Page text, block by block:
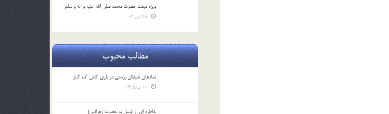
ویژه مبعث حضرت محمد صلی الله علیه و اله و سلم
مطالب محبوب
نمادهای شیطان پرستی در بازی کلش آف کلنز
خاطره ای از توسل به حضرت زهرا(س)